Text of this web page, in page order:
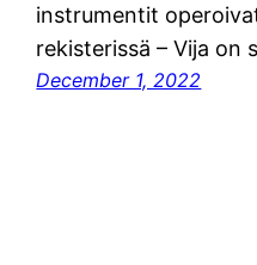
instrumentit
rekisterissä – Vija on
December 1, 2022